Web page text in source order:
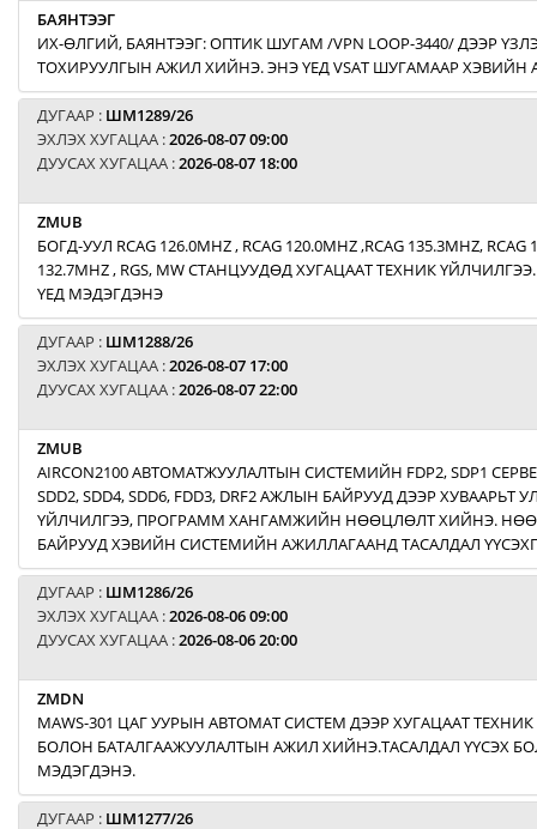
БАЯНТЭЭГ
ИХ-ӨЛГИЙ, БАЯНТЭЭГ: ОПТИК ШУГАМ /VPN LOOP-3440/ ДЭЭР
ТОХИРУУЛГЫН АЖИЛ ХИЙНЭ. ЭНЭ ҮЕД VSAT ШУГАМААР ХЭВИЙН
ДУГААР : ШМ1289/26
ЭХЛЭХ ХУГАЦАА :2026-08-07 09:00
ДУУСАХ ХУГАЦАА :2026-08-07 18:00
ZMUB
БОГД-УУЛ RCAG 126.0MHZ , RCAG 120.0MHZ ,RCAG 135.3MHZ, RCAG
132.7MHZ , RGS, MW СТАНЦУУДӨД ХУГАЦААТ ТЕХНИК
ҮЕД МЭДЭГДЭНЭ
ДУГААР : ШМ1288/26
ЭХЛЭХ ХУГАЦАА :2026-08-07 17:00
ДУУСАХ ХУГАЦАА :2026-08-07 22:00
ZMUB
AIRCON2100 АВТОМАТЖУУЛАЛТЫН СИСТЕМИЙН FDP2, SDP1
SDD2, SDD4, SDD6, FDD3, DRF2 АЖЛЫН БАЙРУУД ДЭЭР
ҮЙЛЧИЛГЭЭ, ПРОГРАММ ХАНГАМЖИЙН НӨӨЦЛӨЛТ ХИЙНЭ.
БАЙРУУД ХЭВИЙН СИСТЕМИЙН АЖИЛЛАГААНД ТАСАЛДАЛ
ДУГААР : ШМ1286/26
ЭХЛЭХ ХУГАЦАА :2026-08-06 09:00
ДУУСАХ ХУГАЦАА :2026-08-06 20:00
ZMDN
MAWS-301 ЦАГ УУРЫН АВТОМАТ СИСТЕМ ДЭЭР ХУГАЦААТ
БОЛОН БАТАЛГААЖУУЛАЛТЫН АЖИЛ ХИЙНЭ.ТАСАЛДАЛ ҮҮСЭХ
МЭДЭГДЭНЭ.
ДУГААР : ШМ1277/26